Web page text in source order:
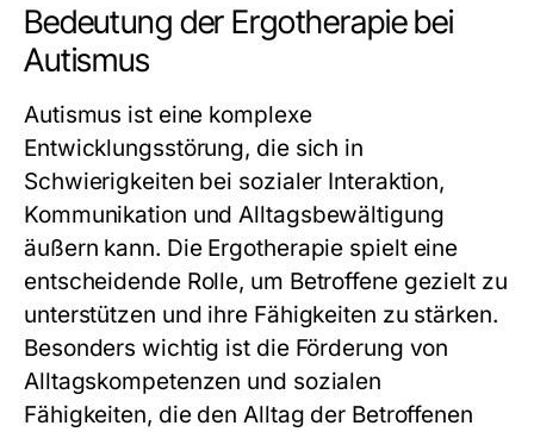
Bedeutung der Ergotherapie bei
Autismus
Autismus ist eine komplexe
Entwicklungsstörung, die sich in
Schwierigkeiten bei sozialer Interaktion,
Kommunikation und Alltagsbewältigung
äußern kann. Die Ergotherapie spielt eine
entscheidende Rolle, um Betroffene gezielt zu
unterstützen und ihre Fähigkeiten zu stärken.
Besonders wichtig ist die Förderung von
Alltagskompetenzen und sozialen
Fähigkeiten, die den Alltag der Betroffenen